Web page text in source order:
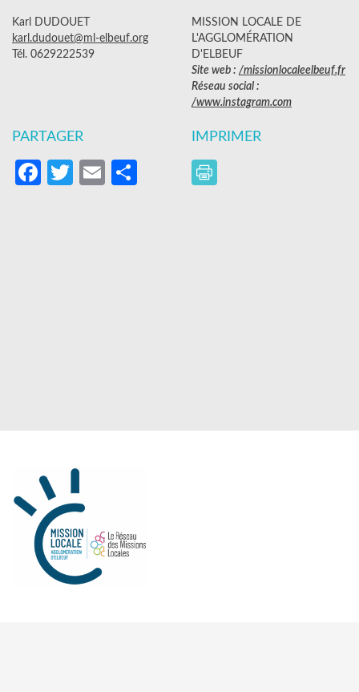
Karl DUDOUET
karl.dudouet@ml-elbeuf.org
Tél. 0629222539
MISSION LOCALE DE
L'AGGLOMÉRATION
D'ELBEUF
Site web : /missionlocaleelbeuf.fr
Réseau social :
/www.instagram.com
PARTAGER
Facebook
Twitter
EmailPartager
IMPRIMER